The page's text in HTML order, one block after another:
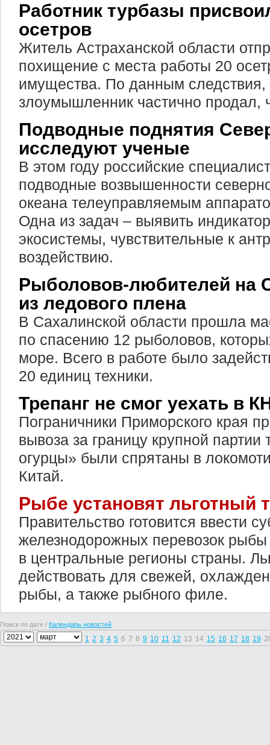
Работник турбазы
осетров
Житель Астраханской области
похищение с места работы 20
имущества. По данным
злоумышленник частично продал,
Подводные поднятия
исследуют ученые
В этом году российские
подводные возвышенности
океана телеуправляемым
Одна из задач – выявить
экосистемы, чувствительные к
воздействию.
Рыболовов-любителей на
из ледового плена
В Сахалинской области прошла
по спасению 12 рыболовов,
море. Всего в работе было
20 единиц техники.
Трепанг не смог уехать в
Пограничники Приморского края
вывоза за границу крупной партии
огурцы» были спрятаны в
Китай.
Рыбе установят льготный
Правительство готовится ввести
железнодорожных перевозок рыбы
в центральные регионы страны.
действовать для свежей,
рыбы, а также рыбного филе.
Поиск по дате / Календарь новостей
1 2 3 4 5 6 7 8 9 10 11 12 13 14 15 16 17 18 19